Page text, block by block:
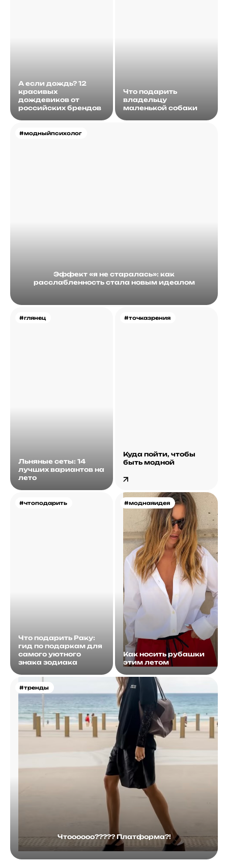
А если дождь? 12
красивых
дождевиков от
российских брендов
#модныйпсихолог
Эффект «я не старалась»: как
расслабленность стала новым идеалом
Что подарить
владельцу
маленькой собаки
#глянец
Льняные сеты: 14
лучших вариантов на
лето
#точказрения
Куда пойти, чтобы
быть модной
#чтоподарить
Что подарить Раку:
гид по подаркам для
самого уютного
знака зодиака
#моднаяидея
Как носить рубашки
этим летом
#тренды
Чтоооооо????? Платформа?!